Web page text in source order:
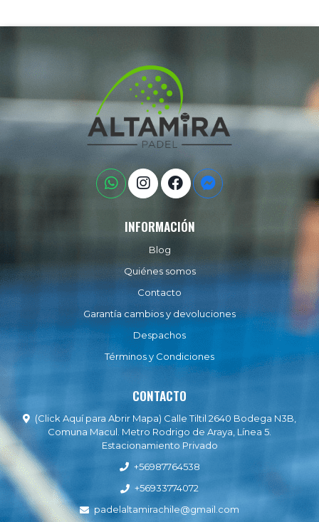
INFORMACIÓN
Blog
Quiénes somos
Contacto
Garantía cambios y devoluciones
Despachos
Términos y Condiciones
CONTACTO
(Click Aquí para Abrir Mapa) Calle Tiltil 2640 Bodega N3B,
Comuna Macul. Metro Rodrigo de Araya, Línea 5.
Estacionamiento Privado
+56987764538
+56933774072
padelaltamirachile@gmail.com